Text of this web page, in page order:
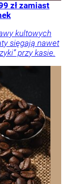
zł zamiast
kultowych
sięgają nawet
przy kasie.